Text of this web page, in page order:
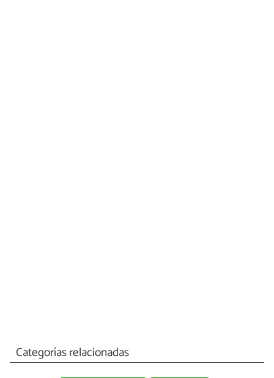
Categorías relacionadas